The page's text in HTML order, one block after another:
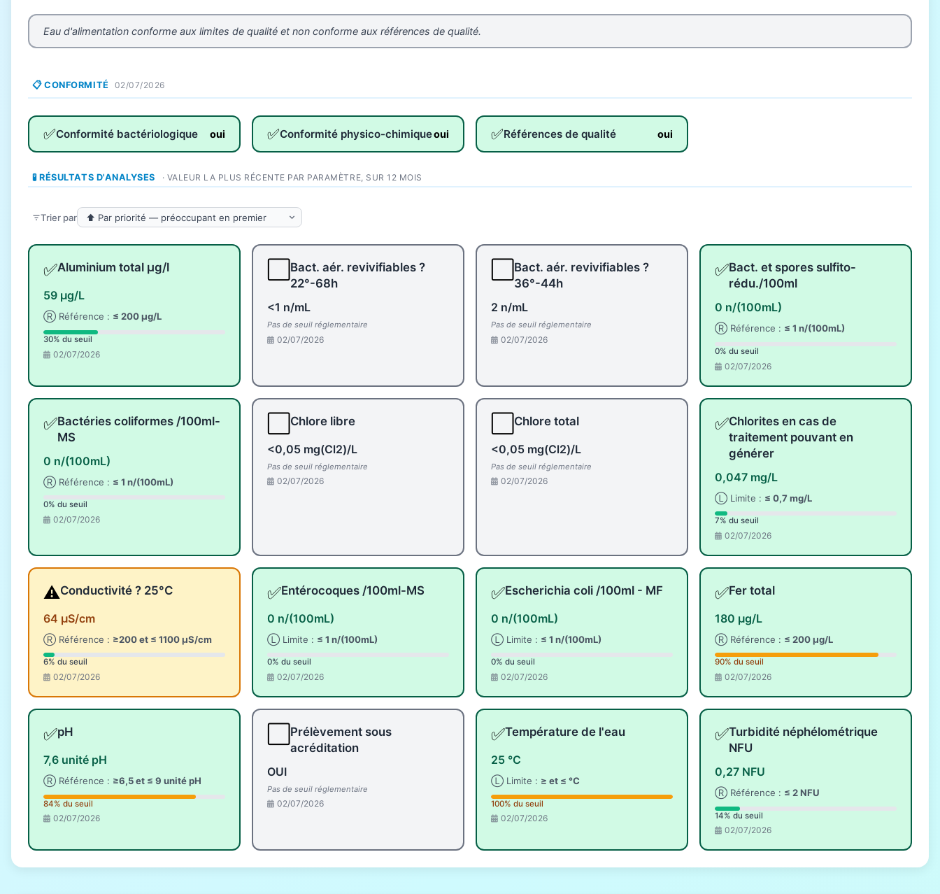
Eau d'alimentation conforme aux limites de qualité et non conforme aux références de qualité.
📋 CONFORMITÉ 02/07/2026
✅Conformité bactériologique oui ✅Conformité physico-chimiqueoui ✅Références de qualité oui
🧪 RÉSULTATS D'ANALYSES · VALEUR LA PLUS RÉCENTE PAR PARAMÈTRE, SUR 12 MOIS
Trier par
✅Aluminium total µg/l
59 µg/L
Ⓡ Référence : ≤ 200 µg/L
30% du seuil
02/07/2026
Bact. aér. revivifiables ?
22°-68h
<1 n/mL
Pas de seuil réglementaire
02/07/2026
Bact. aér. revivifiables ?
36°-44h
2 n/mL
Pas de seuil réglementaire
02/07/2026
✅Bact. et spores sulfito-
rédu./100ml
0 n/(100mL)
Ⓡ Référence : ≤ 1 n/(100mL)
0% du seuil
02/07/2026
✅Bactéries coliformes /100ml-
MS
0 n/(100mL)
Ⓡ Référence : ≤ 1 n/(100mL)
0% du seuil
02/07/2026
Chlore libre
<0,05 mg(Cl2)/L
Pas de seuil réglementaire
02/07/2026
Chlore total
<0,05 mg(Cl2)/L
Pas de seuil réglementaire
02/07/2026
✅Chlorites en cas de
traitement pouvant en
générer
0,047 mg/L
Ⓛ Limite : ≤ 0,7 mg/L
7% du seuil
02/07/2026
⚠️Conductivité ? 25°C
64 µS/cm
Ⓡ Référence : ≥200 et ≤ 1100 µS/cm
6% du seuil
02/07/2026
✅Entérocoques /100ml-MS
0 n/(100mL)
Ⓛ Limite : ≤ 1 n/(100mL)
0% du seuil
02/07/2026
✅Escherichia coli /100ml - MF
0 n/(100mL)
Ⓛ Limite : ≤ 1 n/(100mL)
0% du seuil
02/07/2026
✅Fer total
180 µg/L
Ⓡ Référence : ≤ 200 µg/L
90% du seuil
02/07/2026
✅pH
7,6 unité pH
Ⓡ Référence : ≥6,5 et ≤ 9 unité pH
84% du seuil
02/07/2026
Prélèvement sous
acréditation
OUI
Pas de seuil réglementaire
02/07/2026
✅Température de l'eau
25 °C
Ⓛ Limite : ≥ et ≤ °C
100% du seuil
02/07/2026
✅Turbidité néphélométrique
NFU
0,27 NFU
Ⓡ Référence : ≤ 2 NFU
14% du seuil
02/07/2026